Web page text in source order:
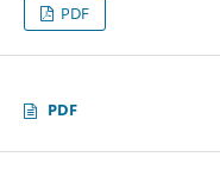
PDF
PDF